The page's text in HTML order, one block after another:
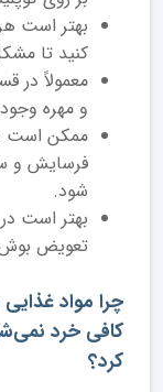
بهتر است
کنید تا
معمولاً در
و مهره
ممکن است
فرسایش و
شود.
بهتر است
تعویض
چرا مواد
کافی خرد
کرد؟